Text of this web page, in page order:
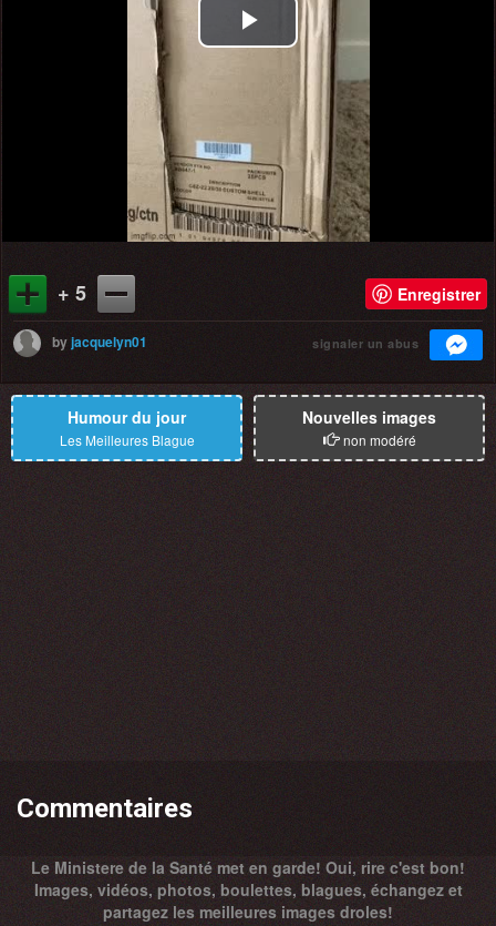
Play
Video
+ 5 Enregistrer
byjacquelyn01 signaler un abus
Humour du jour
Les Meilleures Blague
Nouvelles images
non modéré
Commentaires
Le Ministere de la Santé met en garde! Oui, rire c'est bon!
Images, vidéos, photos, boulettes, blagues, échangez et
partagez les meilleures images droles!